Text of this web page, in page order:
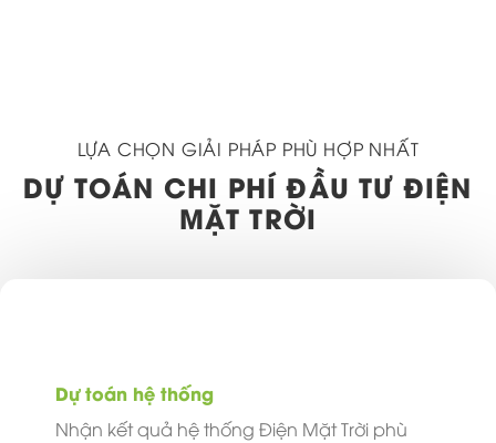
LỰA CHỌN GIẢI PHÁP PHÙ HỢP NHẤT
DỰ TOÁN CHI PHÍ ĐẦU TƯ ĐIỆN
MẶT TRỜI
Dự toán hệ thống
Nhận kết quả hệ thống Điện Mặt Trời phù